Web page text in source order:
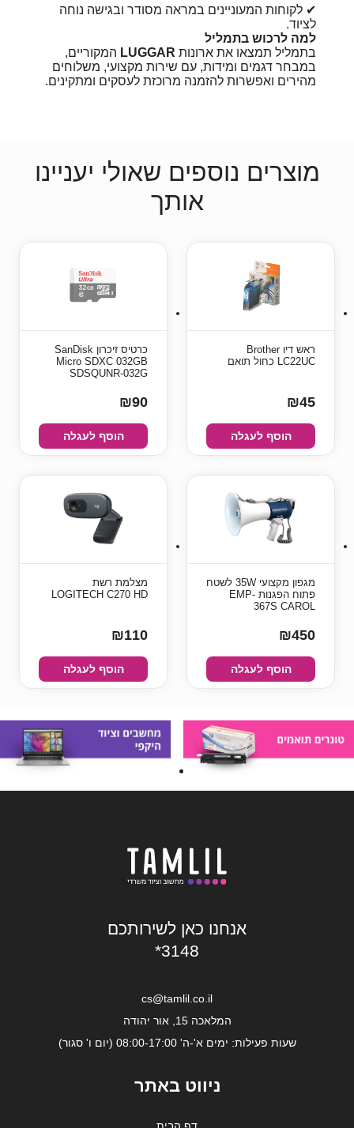
✔ לקוחות המעוניינים במראה מסודר ובגישה נוחה
לציוד.
למה לרכוש בתמליל
בתמליל תמצאו את ארונות LUGGAR המקוריים,
במבחר דגמים ומידות, עם שירות מקצועי, משלוחים
מהירים ואפשרות להזמנה מרוכזת לעסקים ומתקינים.
מוצרים נוספים שאולי יעניינו
אותך
ראש דיו Brother
LC22UC כחול תואם
₪45
הוסף לעגלה
כרטיס זיכרון SanDisk
Micro SDXC 032GB
SDSQUNR-032G
₪90
הוסף לעגלה
מגפון מקצועי 35W לשטח
פתוח הפגנות EMP-
367S CAROL
₪450
הוסף לעגלה
מצלמת רשת
LOGITECH C270 HD
₪110
הוסף לעגלה
אנחנו כאן לשירותכם
*3148
cs@tamlil.co.il
המלאכה 15, אור יהודה
שעות פעילות: ימים א'-ה' 08:00-17:00 (יום ו' סגור)
ניווט באתר